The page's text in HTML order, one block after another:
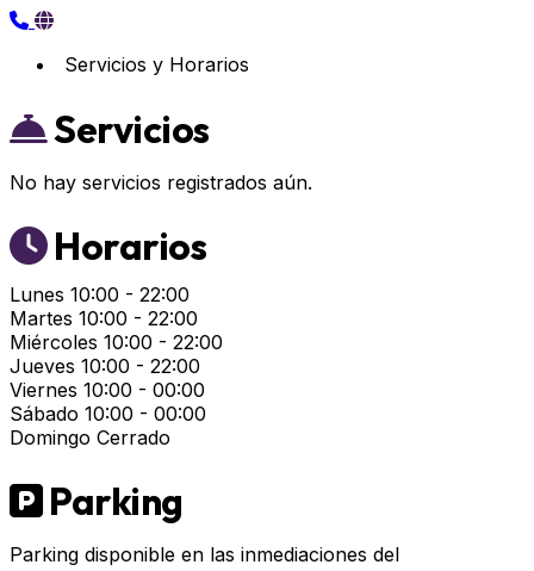
Servicios y Horarios
Servicios
No hay servicios registrados aún.
Horarios
Lunes 10:00 - 22:00
Martes 10:00 - 22:00
Miércoles 10:00 - 22:00
Jueves 10:00 - 22:00
Viernes 10:00 - 00:00
Sábado 10:00 - 00:00
Domingo Cerrado
Parking
Parking disponible en las inmediaciones del